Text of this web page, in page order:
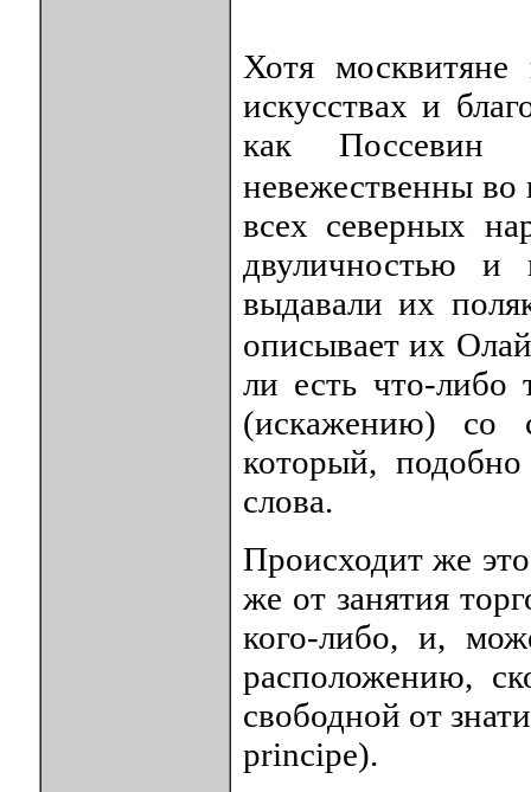
Хотя
искусствах и
как Поссевин
невежественны
всех северных
двуличностью и
выдавали их
описывает их
ли есть что-либо
(искажению) со
который,
слова.
Происходит же
же от занятия
кого-либо, и,
расположению,
свободной от
principe).